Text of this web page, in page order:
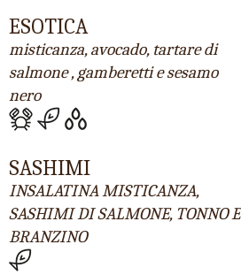
ESOTICA
misticanza, avocado, tartare di
salmone , gamberetti e sesamo
nero
SASHIMI
INSALATINA MISTICANZA,
SASHIMI DI SALMONE, TONNO E
BRANZINO